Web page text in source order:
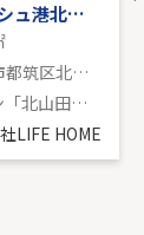
【ビューリッシュ港北ニュータウンアジュリーヌ】
神奈川県横浜市都筑区北山田６丁目
グリーンライン「北山田」駅 徒歩10分
LIFE HOME